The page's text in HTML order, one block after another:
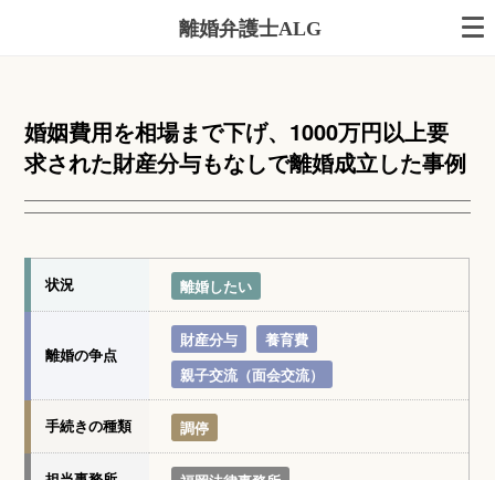
離婚弁護士ALG
婚姻費用を相場まで下げ、1000万円以上要
求された財産分与もなしで離婚成立した事例
状況 離婚したい
離婚の争点
財産分与
養育費
親子交流（面会交流）
手続きの種類 調停